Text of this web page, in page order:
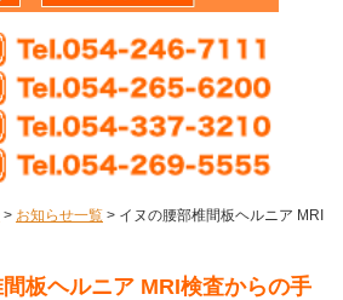
> お知らせ一覧 > イヌの腰部椎間板ヘルニア MRI
板ヘルニア MRI検査からの手